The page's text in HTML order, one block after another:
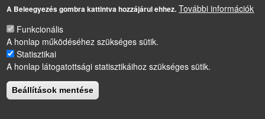
LÁBLÉC
Impresszum
Sütikezelési szabályzat
Drupal alapú webhely
A Beleegyezés gombra kattintva hozzájárul ehhez. További információk
Funkcionális
A honlap működéséhez szükséges sütik.
Statisztikai
A honlap látogatottsági statisztikáihoz szükséges sütik.
Beállítások mentése